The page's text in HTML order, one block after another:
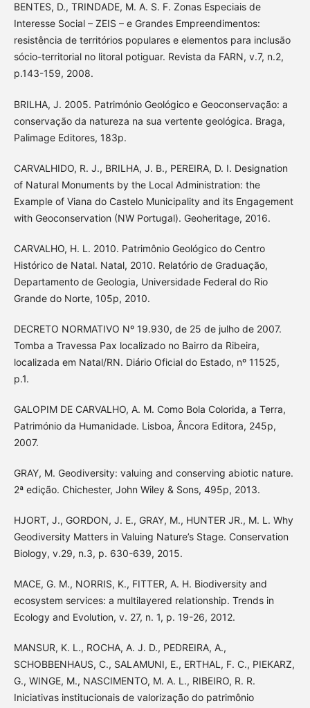
BENTES, D., TRINDADE, M. A. S. F. Zonas Especiais de
Interesse Social – ZEIS – e Grandes Empreendimentos:
resistência de territórios populares e elementos para inclusão
sócio-territorial no litoral potiguar. Revista da FARN, v.7, n.2,
p.143-159, 2008.
BRILHA, J. 2005. Património Geológico e Geoconservação: a
conservação da natureza na sua vertente geológica. Braga,
Palimage Editores, 183p.
CARVALHIDO, R. J., BRILHA, J. B., PEREIRA, D. I. Designation
of Natural Monuments by the Local Administration: the
Example of Viana do Castelo Municipality and its Engagement
with Geoconservation (NW Portugal). Geoheritage, 2016.
CARVALHO, H. L. 2010. Patrimônio Geológico do Centro
Histórico de Natal. Natal, 2010. Relatório de Graduação,
Departamento de Geologia, Universidade Federal do Rio
Grande do Norte, 105p, 2010.
DECRETO NORMATIVO Nº 19.930, de 25 de julho de 2007.
Tomba a Travessa Pax localizado no Bairro da Ribeira,
localizada em Natal/RN. Diário Oficial do Estado, nº 11525,
p.1.
GALOPIM DE CARVALHO, A. M. Como Bola Colorida, a Terra,
Património da Humanidade. Lisboa, Âncora Editora, 245p,
2007.
GRAY, M. Geodiversity: valuing and conserving abiotic nature.
2ª edição. Chichester, John Wiley & Sons, 495p, 2013.
HJORT, J., GORDON, J. E., GRAY, M., HUNTER JR., M. L. Why
Geodiversity Matters in Valuing Nature’s Stage. Conservation
Biology, v.29, n.3, p. 630-639, 2015.
MACE, G. M., NORRIS, K., FITTER, A. H. Biodiversity and
ecosystem services: a multilayered relationship. Trends in
Ecology and Evolution, v. 27, n. 1, p. 19-26, 2012.
MANSUR, K. L., ROCHA, A. J. D., PEDREIRA, A.,
SCHOBBENHAUS, C., SALAMUNI, E., ERTHAL, F. C., PIEKARZ,
G., WINGE, M., NASCIMENTO, M. A. L., RIBEIRO, R. R.
Iniciativas institucionais de valorização do patrimônio